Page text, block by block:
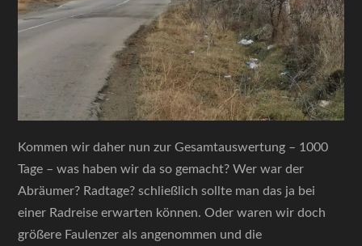
Kommen wir daher nun zur Gesamtauswertung – 1000
Tage – was haben wir da so gemacht? Wer war der
Abräumer? Radtage? schließlich sollte man das ja bei
einer Radreise erwarten können. Oder waren wir doch
größere Faulenzer als angenommen und die